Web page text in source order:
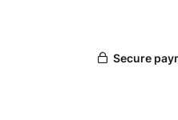
- Le 5 septembre, nous
Gallmeister. Ce sera
autour d'un thé et de